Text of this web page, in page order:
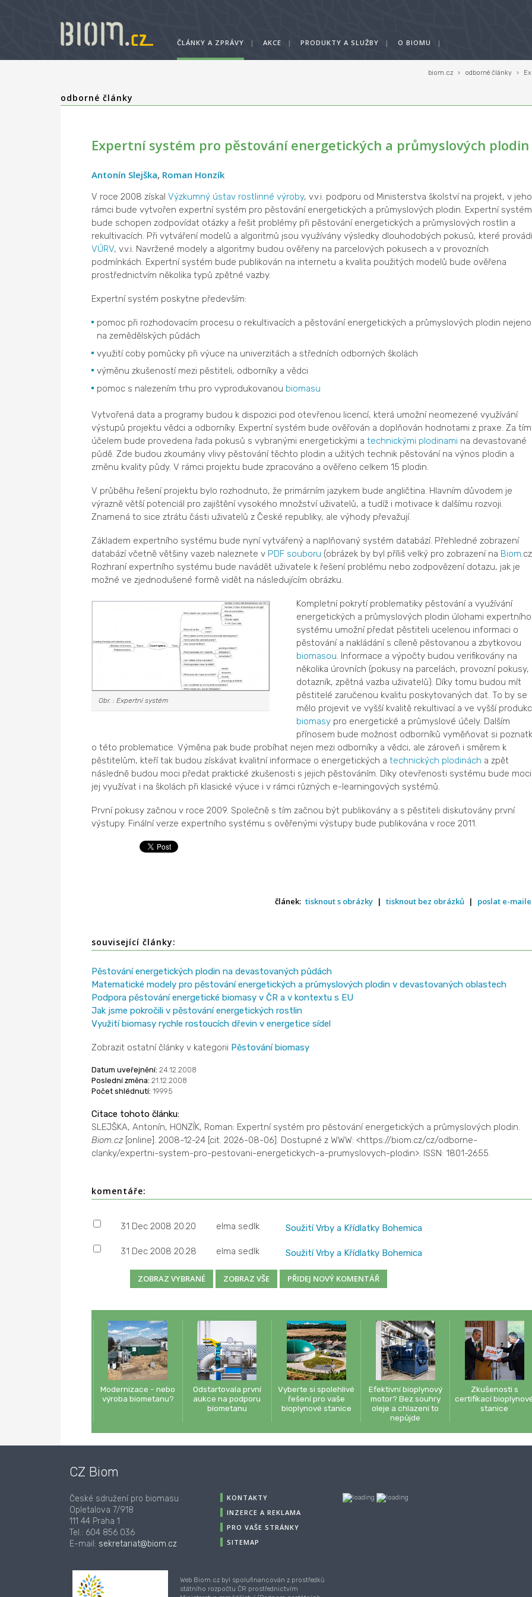
ČLÁNKY A ZPRÁVY | AKCE | PRODUKTY A SLUŽBY | O BIOMU |
biom.cz › odborné články ›
odborné články
Expertní systém pro pěstování energetických a průmyslových plodin
Antonín Slejška, Roman Honzík
V roce 2008 získal Výzkumný ústav rostlinné výroby, v.v.i. podporu od Ministerstva školství na projekt, v
rámci bude vytvořen expertní systém pro pěstování energetických a průmyslových plodin. Expertní systém
bude schopen zodpovídat otázky a řešit problémy při pěstování energetických a průmyslových rostlin a
rekultivacích. Při vytváření modelů a algoritmů jsou využívány výsledky dlouhodobých pokusů, které provádí
VÚRV, v.v.i. Navržené modely a algoritmy budou ověřeny na parcelových pokusech a v provozních
podmínkách. Expertní systém bude publikován na internetu a kvalita použitých modelů bude ověřena
prostřednictvím několika typů zpětné vazby.
Expertní systém poskytne především:
pomoc při rozhodovacím procesu o rekultivacích a pěstování energetických a průmyslových plodin
na zemědělských půdách
využití coby pomůcky při výuce na univerzitách a středních odborných školách
výměnu zkušeností mezi pěstiteli, odborníky a vědci
pomoc s nalezením trhu pro vyprodukovanou biomasu
Vytvořená data a programy budou k dispozici pod otevřenou licencí, která umožní neomezené využívání
výstupů projektu vědci a odborníky. Expertní systém bude ověřován a doplňován hodnotami z praxe. Za
účelem bude provedena řada pokusů s vybranými energetickými a technickými plodinami na devastované
půdě. Zde budou zkoumány vlivy pěstování těchto plodin a užitých technik pěstování na výnos plodin a
změnu kvality půdy. V rámci projektu bude zpracováno a ověřeno celkem 15 plodin.
V průběhu řešení projektu bylo rozhodnuto, že primárním jazykem bude angličtina. Hlavním důvodem je
výrazně větší potenciál pro zajištění vysokého množství uživatelů, a tudíž i motivace k dalšímu rozvoji.
Znamená to sice ztrátu části uživatelů z České republiky, ale výhody převažují.
Základem expertního systému bude nyní vytvářený a naplňovaný systém databází. Přehledné zobrazení
databází včetně většiny vazeb naleznete v PDF souboru (obrázek by byl příliš velký pro zobrazení na Biom
Rozhraní expertního systému bude navádět uživatele k řešení problému nebo zodpovězení dotazu, jak je
možné ve zjednodušené formě vidět na následujícím obrázku.
Obr. : Expertní systém
Kompletní pokrytí problematiky pěstování a využívání
energetických a průmyslových plodin úlohami expertního
systému umožní předat pěstiteli ucelenou informaci o
pěstování a nakládání s cíleně pěstovanou a zbytkovou
biomasou. Informace a výpočty budou verifikovány na
několika úrovních (pokusy na parcelách, provozní pokusy,
dotazník, zpětná vazba uživatelů). Díky tomu budou mít
pěstitelé zaručenou kvalitu poskytovaných dat. To by se
mělo projevit ve vyšší kvalitě rekultivací a ve vyšší
biomasypro energetické a průmyslové účely. Dalším
přínosem bude možnost odborníků vyměňovat si
o této problematice. Výměna pak bude probíhat nejen mezi odborníky a vědci, ale zároveň i směrem k
pěstitelům, kteří tak budou získávat kvalitní informace o energetických a technických plodinách a zpět
následně budou moci předat praktické zkušenosti s jejich pěstováním. Díky otevřenosti systému bude moci
jej využívat i na školách při klasické výuce i v rámci různých e-learningových systémů.
První pokusy začnou v roce 2009. Společně s tím začnou být publikovány a s pěstiteli diskutovány první
výstupy. Finální verze expertního systému s ověřenými výstupy bude publikována v roce 2011.
článek: tisknout s obrázky | tisknout bez obrázků | poslat e-
související články:
Pěstování energetických plodin na devastovaných půdách
Matematické modely pro pěstování energetických a průmyslových plodin v devastovaných oblastech
Podpora pěstování energetické biomasy v ČR a v kontextu s EU
Jak jsme pokročili v pěstování energetických rostlin
Využití biomasy rychle rostoucích dřevin v energetice sídel
Zobrazit ostatní články v kategorii Pěstování biomasy
Datum uveřejnění: 24.12.2008
Poslední změna: 21.12.2008
Počet shlédnutí: 19995
Citace tohoto článku:
SLEJŠKA, Antonín, HONZÍK, Roman: Expertní systém pro pěstování energetických a průmyslových plodin.
Biom.cz[online]. 2008-12-24 [cit. 2026-08-06]. Dostupné z WWW: <https://biom.cz/cz/odborne-
clanky/expertni-system-pro-pestovani-energetickych-a-prumyslovych-plodin>. ISSN: 1801-2655.
komentáře:
31 Dec 2008 20:20 elma sedlk Soužití Vrby a Křídlatky Bohemica
31 Dec 2008 20:28 elma sedlk Soužití Vrby a Křídlatky Bohemica
Modernizace - nebo
výroba biometanu?
Odstartovala první
aukce na podporu
biometanu
Vyberte si spolehlivé
řešení pro vaše
bioplynové stanice
Efektivní bioplynový
motor? Bez souhry
oleje a chlazení to
nepůjde
Zkušenosti s
certifikací
stanice
CZ Biom
České sdružení pro biomasu
Opletalova 7/918
111 44 Praha 1
Tel.: 604 856 036
E-mail: sekretariat@biom.cz
KONTAKTY
INZERCE A REKLAMA
PRO VAŠE STRÁNKY
SITEMAP
Web Biom.cz byl spolufinancován z prostředků
státního rozpočtu ČR prostřednictvím